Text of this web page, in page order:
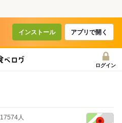
インストール アプリで開く
ログイン
17574人